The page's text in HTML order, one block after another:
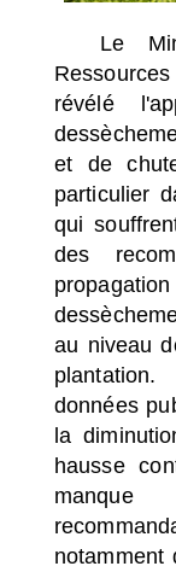
Le
révélé
et de
particulier
qui
des
au niveau
plantation.
données
la
hausse
manque
notamment